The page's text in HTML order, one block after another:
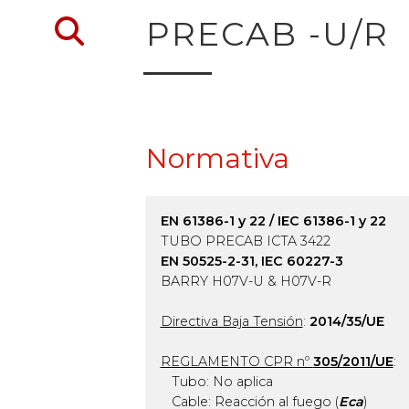
Volver al buscador de
PRECAB -U/R
Normativa
EN 61386-1 y 22 / IEC 61386-1 y 22
TUBO PRECAB ICTA 3422
EN 50525-2-31, IEC 60227-3
BARRY H07V-U & H07V-R
Directiva Baja Tensión: 2014/35/UE
REGLAMENTO CPR nº 305/2011/UE:
Tubo: No aplica
Cable: Reacción al fuego (Eca)